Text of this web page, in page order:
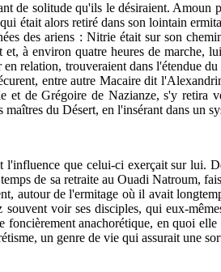
solitude qu'ils le désiraient. Amoun
était alors retiré dans son lointain
des ariens : Nitrie était sur son
à environ quatre heures de marche,
relation, trouveraient dans l'étendue
entre autre Macaire dit
de Grégoire de Nazianze, s'y retira
du Désert, en l'insérant dans un
que celui-ci exerçait sur lui.
de sa retraite au Ouadi Natroum,
de l'ermitage où il avait
voir ses disciples, qui eux-
anachorétique, en quoi
un genre de vie qui assurait une